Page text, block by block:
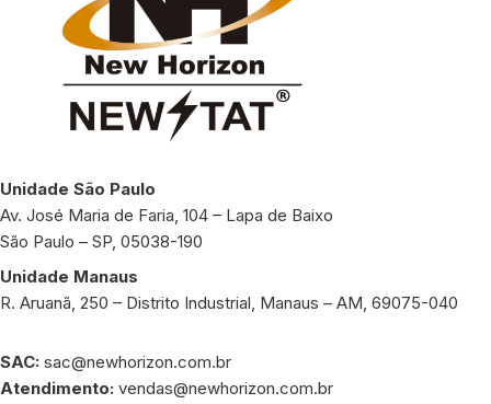
Unidade São Paulo
Av. José Maria de Faria, 104 – Lapa de Baixo
São Paulo – SP, 05038-190
Unidade Manaus
R. Aruanã, 250 – Distrito Industrial, Manaus – AM, 69075-040
SAC: sac@newhorizon.com.br
Atendimento: vendas@newhorizon.com.br